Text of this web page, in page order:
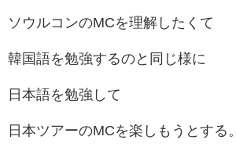
ソウルコンのMCを理解したくて
韓国語を勉強するのと同じ様に
日本語を勉強して
日本ツアーのMCを楽しもうとする。